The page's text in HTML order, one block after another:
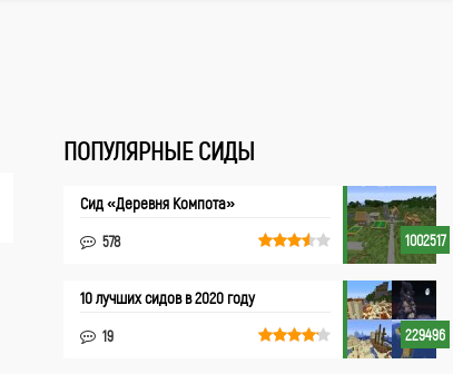
ПОПУЛЯРНЫЕ СИДЫ
1002517
Сид «Деревня Компота»
578
229496
10 лучших сидов в 2020 году
19